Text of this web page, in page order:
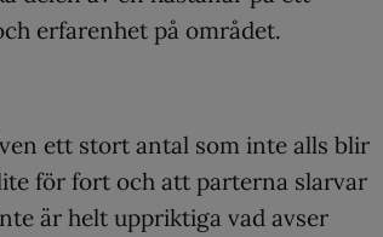
erfarenhet på området.
ett stort antal som inte alls blir
för fort och att parterna slarvar
är helt uppriktiga vad avser